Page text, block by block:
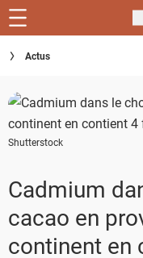
Skip
to
main
Recettes
Inspirations
Conseils
Actus
Téléchargez l'app Saveurs
Actus
Shutterstock
Cadmium
cacao en
continent en